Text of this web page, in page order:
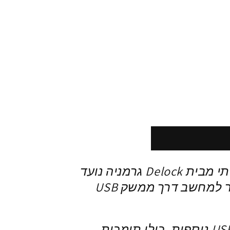
מבית Delock גרמניה
נועד
לשימושים מקצועיים ומתחבר למחשב דרך ממשק USB